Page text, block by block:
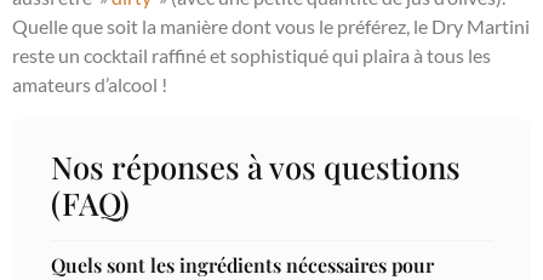
Quelle que soit la manière dont vous le préférez, le Dry Martini
reste un cocktail raffiné et sophistiqué qui plaira à tous les
amateurs d’alcool !
Nos réponses à vos questions
(FAQ)
Quels sont les ingrédients nécessaires pour